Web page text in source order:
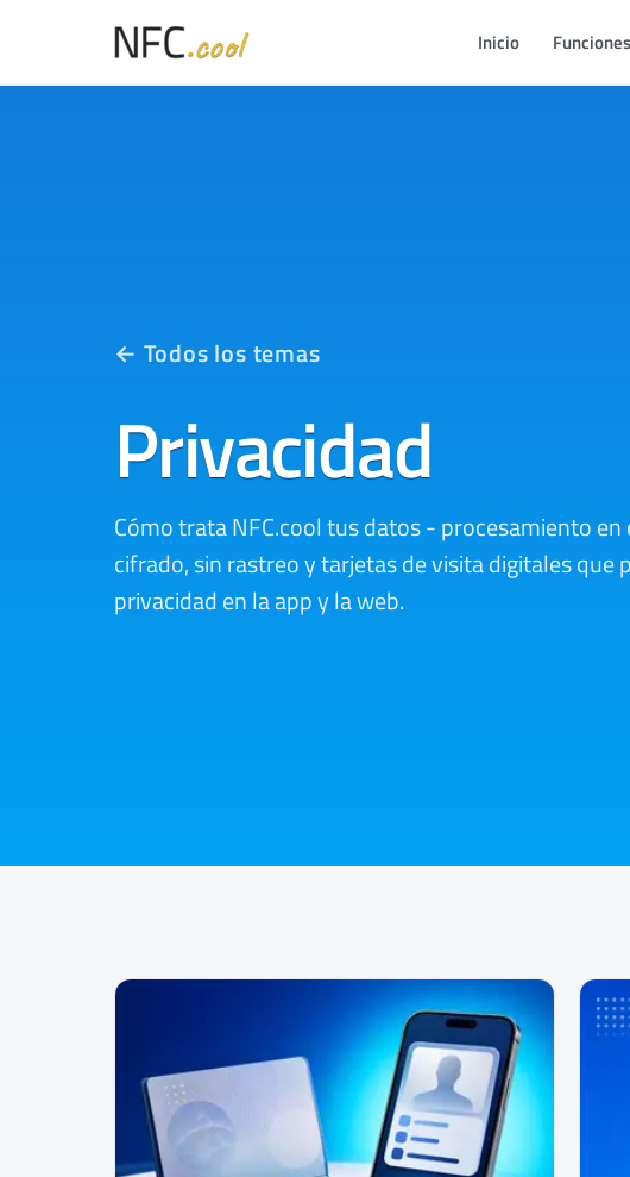
Inicio Funciones
← Todos los temas
Privacidad
Cómo trata NFC.cool tus datos - procesamiento en
cifrado, sin rastreo y tarjetas de visita digitales que
privacidad en la app y la web.